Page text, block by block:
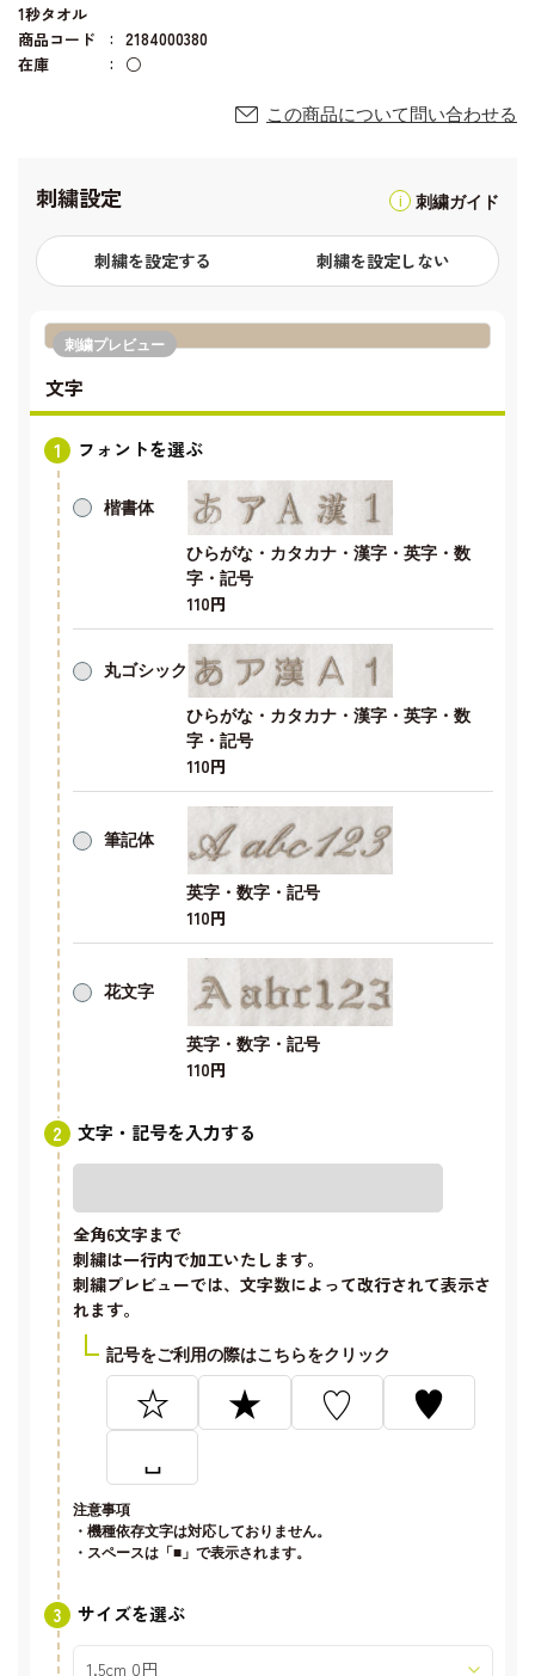
1秒タオル
商品コード
2184000380
在庫
○
この商品について問い合わせる
刺繍設定 刺繍ガイド
刺繍を設定する 刺繍を設定しない
刺繍プレビュー
文字
フォントを選ぶ
楷書体
ひらがな・カタカナ・漢字・英字・数
字・記号
110円
丸ゴシック
ひらがな・カタカナ・漢字・英字・数
字・記号
110円
筆記体
英字・数字・記号
110円
花文字
英字・数字・記号
110円
文字・記号を入力する
全角6文字まで
刺繍は一行内で加工いたします。
刺繍プレビューでは、文字数によって改行されて表示さ
れます。
記号をご利用の際はこちらをクリック
☆ ★ ♡
♥
␣
注意事項
・機種依存文字は対応しておりません。
・スペースは「■」で表示されます。
サイズを選ぶ